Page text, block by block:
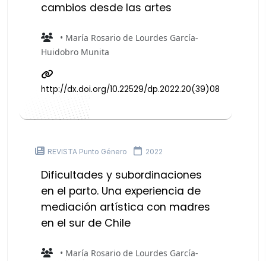
cambios desde las artes
• María Rosario de Lourdes García-
Huidobro Munita
http://dx.doi.org/10.22529/dp.2022.20(39)08
REVISTA Punto Género 2022
Dificultades y subordinaciones
en el parto. Una experiencia de
mediación artística con madres
en el sur de Chile
• María Rosario de Lourdes García-